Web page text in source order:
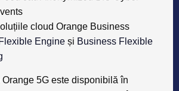
cloud Orange Business
Flexible Engine și Business Flexible
5G este disponibilă în